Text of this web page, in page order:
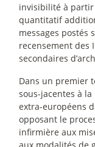
invisibilité à partir
quantitatif
messages postés
recensement des
secondaires
Dans un premier
sous-jacentes à
extra-européens
opposant le
infirmière aux